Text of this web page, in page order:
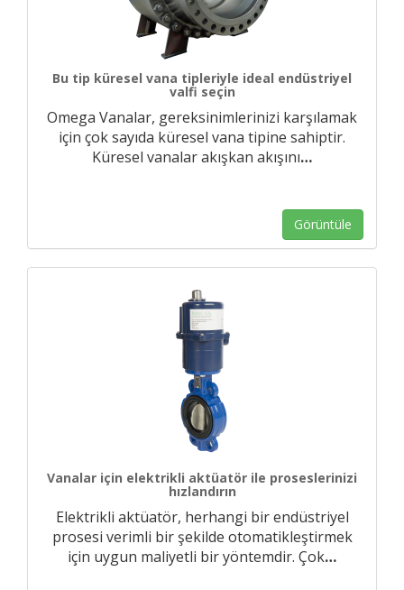
Bu tip küresel vana tipleriyle ideal endüstriyel
valfi seçin
Omega Vanalar, gereksinimlerinizi karşılamak
için çok sayıda küresel vana tipine sahiptir.
Küresel vanalar akışkan akışını…
Görüntüle
Vanalar için elektrikli aktüatör ile proseslerinizi
hızlandırın
Elektrikli aktüatör, herhangi bir endüstriyel
prosesi verimli bir şekilde otomatikleştirmek
için uygun maliyetli bir yöntemdir. Çok…